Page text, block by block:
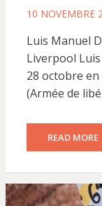
POSTED
10 NOVEMBRE
Luis Manuel
Liverpool
28 octobre en
(Armée de
READ MORE